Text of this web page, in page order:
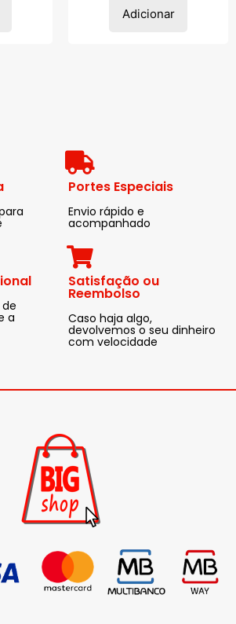
Adicionar
Portes Especiais
Envio rápido e
acompanhado
a
Satisfação ou
Reembolso
Caso haja algo,
devolvemos o seu dinheiro
com velocidade